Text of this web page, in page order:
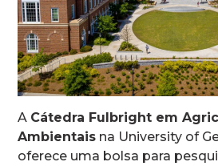
A Cátedra Fulbright em
Ambientais na University of
oferece uma bolsa para